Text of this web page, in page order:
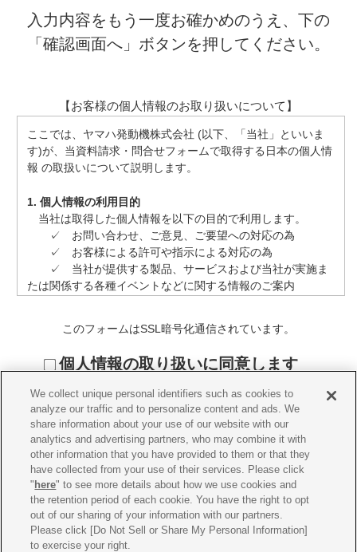
入力内容をもう一度お確かめのうえ、下の
「確認画面へ」ボタンを押してください。
【お客様の個人情報のお取り扱いについて】
ここでは、ヤマハ発動機株式会社 (以下、「当社」といいま
す)が、当資料請求・問合せフォームで取得する日本の個人情
報 の取扱いについて説明します。
1. 個人情報の利用目的
当社は取得した個人情報を以下の目的で利用します。
✓ お問い合わせ、ご意見、ご要望への対応の為
✓ お客様による許可や指示による対応の為
✓ 当社が提供する製品、サービスおよび当社が実施ま
たは関係する各種イベントなどに関する情報のご案内
収集、分析、企画立案
✓ 当社が提供する製品およびサービスに関するマーケ
ティング活動および分析
たす為
✓ 第三者、子会社、関連会社との契約上の義務の履行
の為
✓ 係争事案の対応の為、及び財産（ネットワークや情
報資産を含む）・権利の保護及び安全の確保の為
2. 個人情報の提供
当社は、以下のように個人情報を共同利用させていただく
ことがあります。
このフォームはSSL暗号化通信されています。
個人情報の取り扱いに同意します
We collect unique personal identifiers such as cookies to
analyze our traffic and to personalize content and ads. We
share information about your use of our website with our
analytics and advertising partners, who may combine it with
other information that you have provided to them or that they
have collected from your use of their services. Please click
" here" to see more details about how we use cookies and
the retention period of each cookie. You have the right to opt
out of our sharing of your information with our partners.
Please click [Do Not Sell or Share My Personal Information]
to exercise your right.